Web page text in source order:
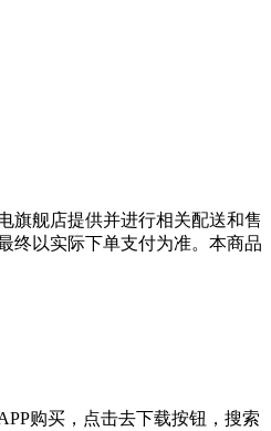
旗舰店提供并进行相关配送和售
终以实际下单支付为准。本商品
购买，点击去下载按钮，搜索